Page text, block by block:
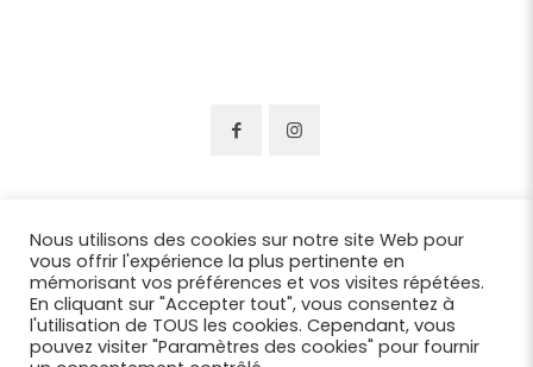
Nous utilisons des cookies sur notre site Web pour
vous offrir l'expérience la plus pertinente en
mémorisant vos préférences et vos visites répétées.
En cliquant sur "Accepter tout", vous consentez à
l'utilisation de TOUS les cookies. Cependant, vous
pouvez visiter "Paramètres des cookies" pour fournir